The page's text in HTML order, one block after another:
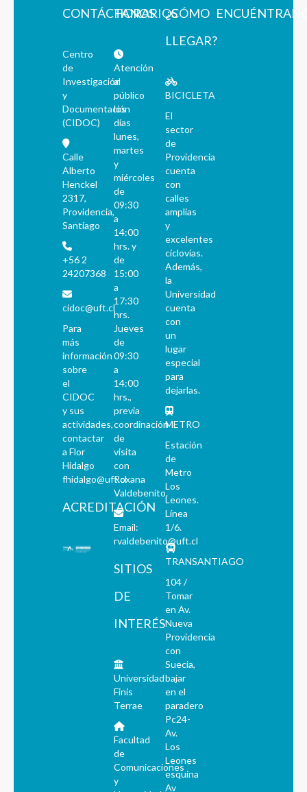
CONTÁCTANOS
Centro
de
Investigación
y
Documentación
(CIDOC)
Calle
Alberto
Henckel
2317,
Providencia,
Santiago
+56 2
24207368
cidoc@uft.cl
Para
más
información
sobre
el
CIDOC
y sus
actividades,
contactar
a Flor
Hidalgo
fhidalgo@uft.cl
ACREDITACIÓN
HORARIOS
Atención
al
público
los
días
lunes,
martes
y
miércoles
de
09:30
a
14:00
hrs. y
de
15:00
a
17:30
hrs.
Jueves
de
09:30
a
14:00
hrs.,
previa
coordinación
de
visita
con
Roxana
Valdebenito.
Email:
rvaldebenito@uft.cl
SITIOS
DE
INTERÉS
Universidad
Finis
Terrae
Facultad
de
Comunicaciones
y
¿CÓMO
LLEGAR?
BICICLETA
El
sector
de
Providencia
cuenta
con
calles
amplias
y
excelentes
ciclovías.
Además,
la
Universidad
cuenta
con
un
lugar
especial
para
dejarlas.
METRO
Estación
de
Metro
Los
Leones.
Línea
1/6.
TRANSANTIAGO
104 /
Tomar
en Av.
Nueva
Providencia
con
Suecia,
bajar
en el
paradero
Pc24-
Av.
Los
Leones
esquina
Av